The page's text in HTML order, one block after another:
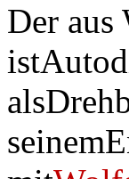
Der aus